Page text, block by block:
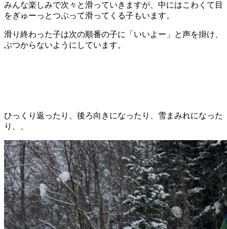
みんな楽しみで次々と滑っていきますが、中にはこわくて目
をぎゅーっとつぶって滑ってくる子もいます。
滑り終わった子は次の順番の子に「いいよー」と声を掛け、
ぶつからないようにしています。
ひっくり返ったり、後ろ向きになったり、雪まみれになった
り、、